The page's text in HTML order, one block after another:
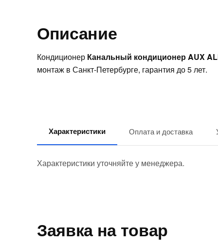
Описание
Кондиционер Канальный кондиционер AUX
монтаж в Санкт-Петербурге, гарантия до 5 лет.
Характеристики Оплата и доставка
Характеристики уточняйте у менеджера.
Заявка на товар